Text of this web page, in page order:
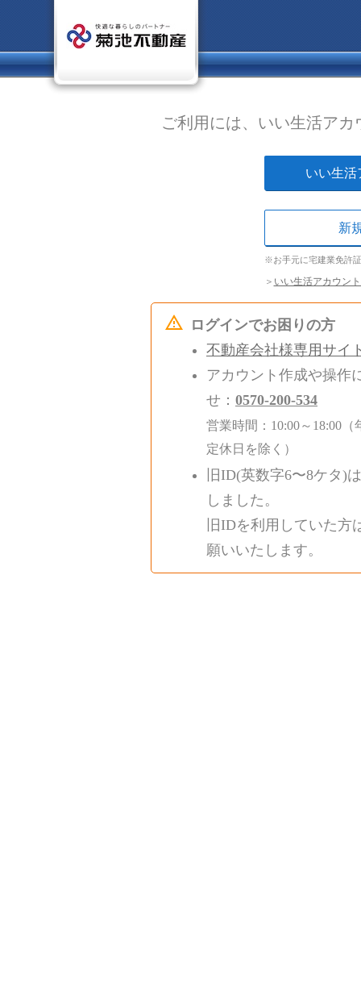
ご利用には、いい生活ア
いい生活
新
※お手元に宅建業免許
＞ いい生活アカウン
ログインでお困りの方
不動産会社様専用サイ
アカウント作成や操作
せ： 0570-200-534
営業時間：10:00～18:00
定休日を除く）
旧ID(英数字6〜8ケタ)は
しました。
旧IDを利用していた
願いいたします。